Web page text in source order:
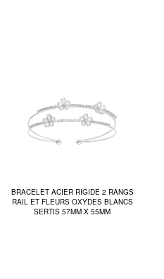
BRACELET ACIER RIGIDE 2 RANGS
RAIL ET FLEURS OXYDES BLANCS
SERTIS 57MM X 55MM